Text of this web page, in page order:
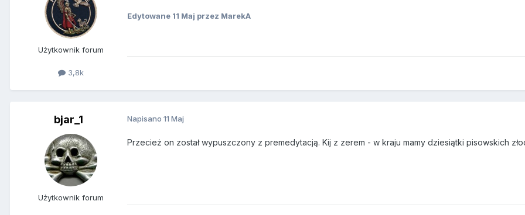
Użytkownik forum
3,8k
Edytowane 11 Maj przez MarekA
bjar_1
Użytkownik forum
Napisano 11 Maj
Przecież on został wypuszczony z premedytacją. Kij z zerem - w kraju mamy dziesiątki pisowskich